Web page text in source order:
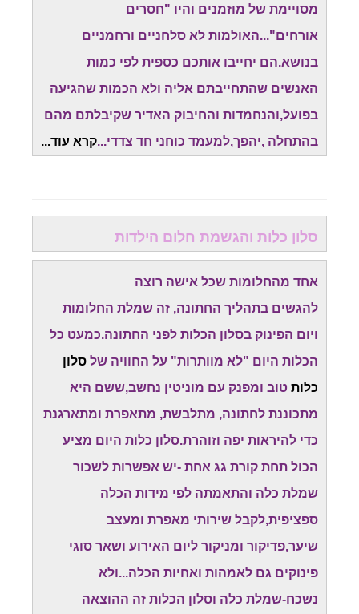
מסויימת של מוזמנים והיו "חסרים
אורחים"...האולמות לא סלחניים ורחמניים
בנושא.הם יחייבו אותכם כספית לפי כמות
האנשים שהתחייבתם אליה ולא הכמות שהגיעה
בפועל,והנחמדות והחיבוק האדיר שקיבלתם מהם
בהתחלה ,יהפך,למעמד כוחני חד צדדי...קרא עוד...
סלון כלות והגשמת חלום הילדות
אחד מהחלומות שכל אישה רוצה
להגשים בתהליך החתונה, זה שמלת החלומות
ויום הפינוק בסלון הכלות לפני החתונה.כמעט כל
הכלות היום "לא מוותרות" על החוויה של סלון
כלות טוב ומפנק עם מוניטין נחשב,ששם היא
מתכוננת לחתונה, מתלבשת, מתאפרת ומתארגנת
כדי להיראות יפה וזוהרת.סלון כלות היום מציע
הכול תחת קורת גג אחת -יש אפשרות לשכור
שמלת כלה והתאמתה לפי מידות הכלה
ספציפית,לקבל שירותי מאפרת ומעצב
שיער,פדיקור ומניקור ליום האירוע ושאר סוגי
פינוקים גם לאמהות ואחיות הכלה...ולא
נשכח-שמלת כלה וסלון הכלות זה ההוצאה